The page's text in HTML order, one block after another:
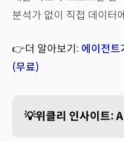
분석가 없이 직접 데이터
👉더 알아보기: 에이전트
(무료)
💡위클리 인사이트: